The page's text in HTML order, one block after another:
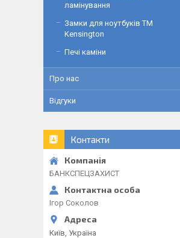
ламінування
Замки для ноутбуків ТМ
Kensington
Печі каміни
Про нас
Відгуки
Контакти
БАНКСПЕЦЗАХИСТ
Ігор Соколов
Київ, Україна